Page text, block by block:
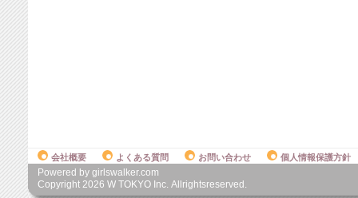
会社概要 よくある質問 お問い合わせ 個人情報保護方針
Powered by girlswalker.com
Copyright 2026 W TOKYO Inc. Allrightsreserved.